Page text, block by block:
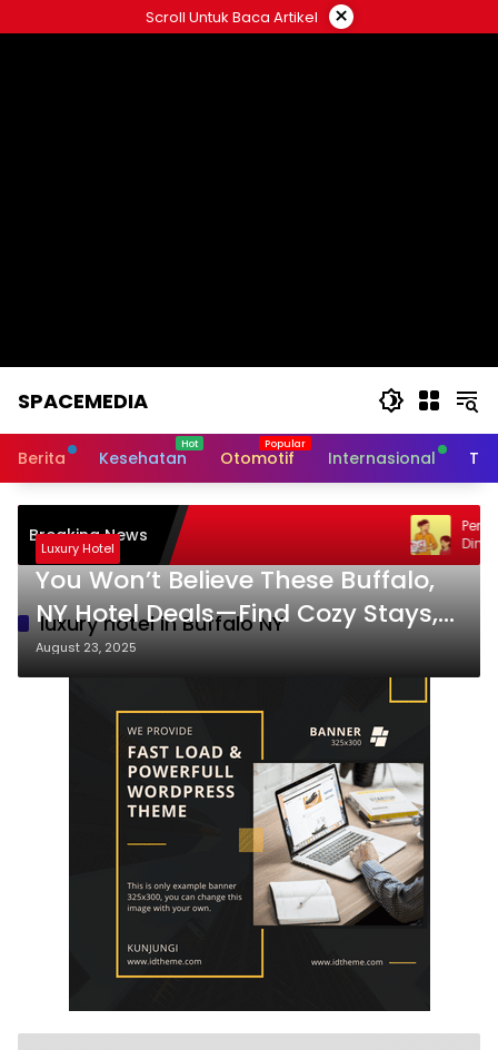
to
Scroll Untuk Baca Artikel ×
SPACEMEDIA
Berita Kesehatan Otomotif Internasional
Breaking News
Dini:
luxury hotel in Buffalo NY
Luxury Hotel
You Won’t Believe These Buffalo,
NY Hotel Deals—Find Cozy Stays,
Historic Charm & Luxe Comfort!
August 23, 2025